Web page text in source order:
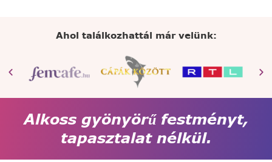
Ahol találkozhattál már velünk:
Alkoss gyönyörű festményt,
tapasztalat nélkül.